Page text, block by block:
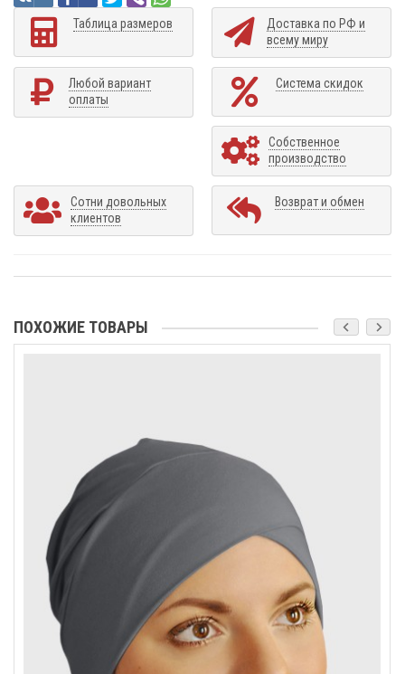
Таблица размеров
Доставка по РФ и
всему миру
Любой вариант
оплаты
Система скидок
Собственное
производство
Сотни довольных
клиентов
Возврат и обмен
ПОХОЖИЕ ТОВАРЫ